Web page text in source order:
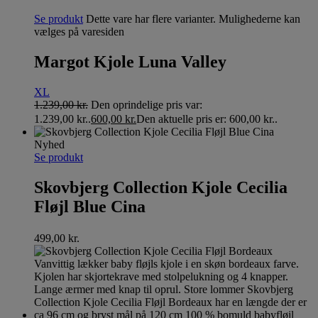
Se produkt Dette vare har flere varianter. Mulighederne kan
vælges på varesiden
Margot Kjole Luna Valley
XL
1.239,00kr. Den oprindelige pris var:
1.239,00 kr..600,00 kr.Den aktuelle pris er: 600,00 kr..
Nyhed
Se produkt
Skovbjerg Collection Kjole Cecilia
Fløjl Blue Cina
499,00 kr.